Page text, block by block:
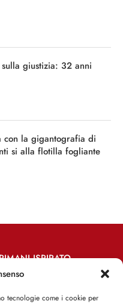
tecnologie come i cookie per
giustizia: 32 anni
con la gigantografia di
si alla flotilla fogliante
ISPIRATO